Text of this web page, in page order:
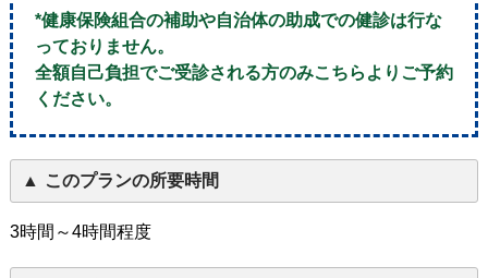
*健康保険組合の補助や自治体の助成での健診は行な
っておりません。
全額自己負担でご受診される方のみこちらよりご予約
ください。
このプランの所要時間
3時間～4時間程度